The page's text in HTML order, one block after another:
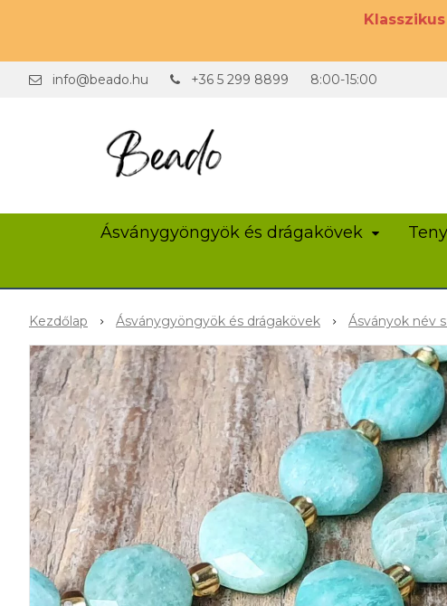
info@beado.hu +36 5 299 8899 8:00-15:00
Ásványgyöngyök és drágakövek
Kezdőlap Ásványgyöngyök és drágakövek Ásványok név